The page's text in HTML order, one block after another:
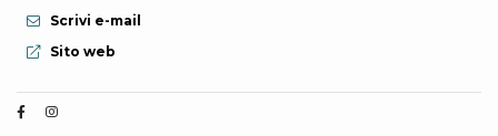
Scrivi e-mail
Sito web:
Sito web